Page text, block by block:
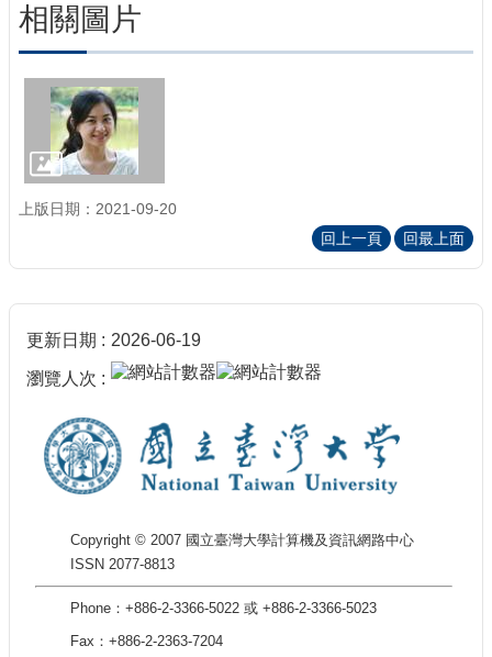
相關圖片
上版日期：2021-09-20
回上一頁
回最上面
更新日期 2026-06-19
瀏覽人次
Copyright © 2007 國立臺灣大學計算機及資訊網路中心
ISSN 2077-8813
Phone：+886-2-3366-5022 或 +886-2-3366-5023
Fax：+886-2-2363-7204